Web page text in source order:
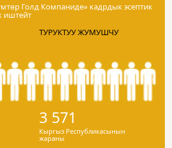
Голд Компаниде» кадрдык эсептик
иштейт
ТУРУКТУУ ЖУМУШЧУ
3 571
Кыргыз Республикасынын
жараны